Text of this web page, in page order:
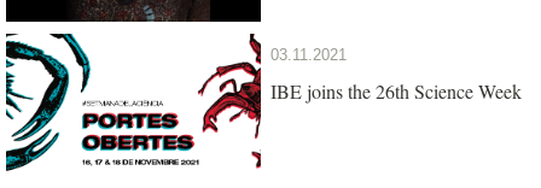
03.11.2021
IBE joins the 26th Science Week